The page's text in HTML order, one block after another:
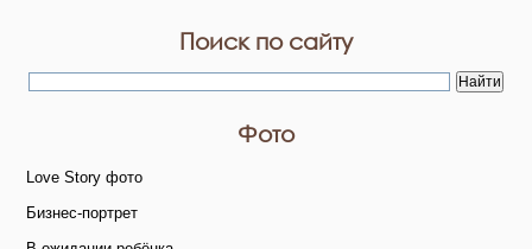
Поиск по сайту
Фото
Love Story фото
Бизнес-портрет